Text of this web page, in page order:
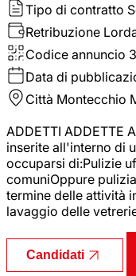
Tipo di contratto
Retribuzione
Codice annuncio
Data di
Città Montecchio
ADDETTI ADDETTE
inserite all'interno di
occuparsi di:Pulizie
comuniOppure
termine delle attività
lavaggio delle
Candidati